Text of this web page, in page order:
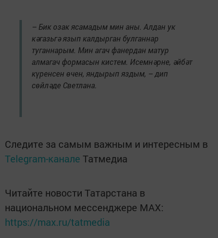
– Бик озак ясамадым мин аны. Алдан ук
кәгазьгә язып калдырган булганнар
туганнарым. Мин агач фанердан матур
алмагач формасын кистем. Исемнәрне, әйбәт
күренсен өчен, яндырып яздым, – дип
сөйләде Светлана.
Следите за самым важным и интересным в
Telegram-канале Татмедиа
Читайте новости Татарстана в
национальном мессенджере MАХ:
https://max.ru/tatmedia